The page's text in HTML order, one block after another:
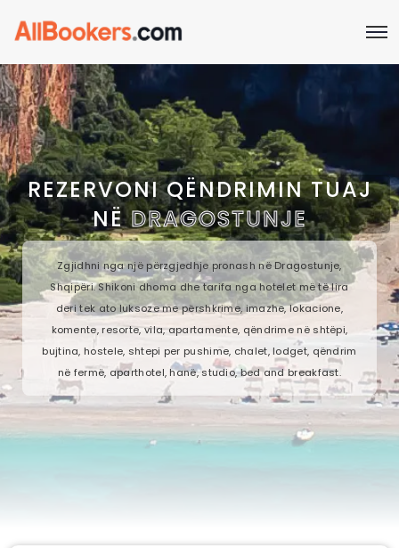
REZERVONI QËNDRIMIN TUAJ
NËDRAGOSTUNJE
Zgjidhni nga një përzgjedhje pronash në Dragostunje,
Shqipëri. Shikoni dhoma dhe tarifa nga hotelet më të lira
deri tek ato luksoze me përshkrime, imazhe, lokacione,
komente, resorte, vila, apartamente, qëndrime në shtëpi,
bujtina, hostele, shtepi per pushime, chalet, lodget, qëndrim
në fermë, aparthotel, hanë, studio, bed and breakfast.